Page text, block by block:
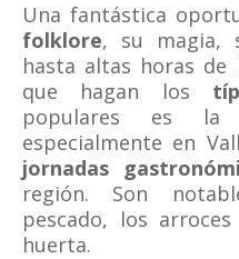
Una fantástica
folklore, su magia,
hasta altas horas de
que hagan los
populares es la
especialmente en
jornadas
región. Son
pescado, los
huerta.